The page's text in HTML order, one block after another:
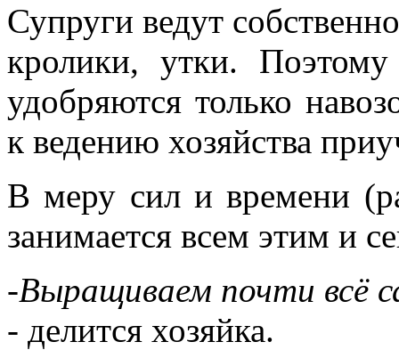
Супруги ведут
кролики, утки.
удобряются только
к ведению хозяйства
В меру сил и времени
занимается всем этим и
-Выращиваем почти всё
- делится хозяйка.